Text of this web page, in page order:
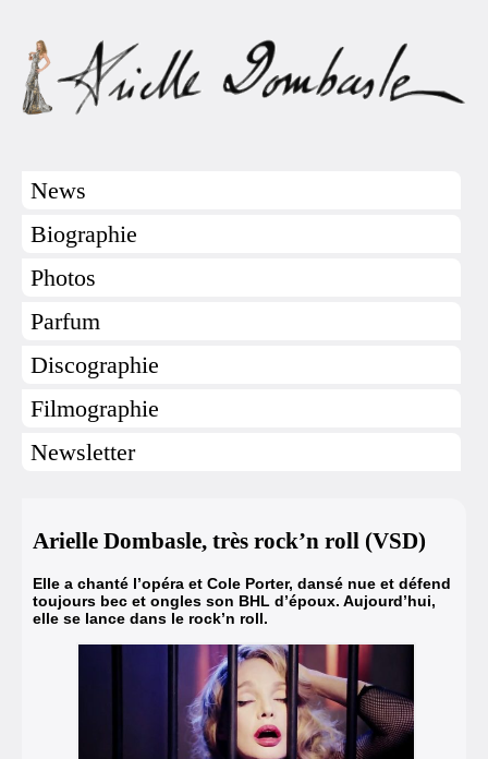
News
Biographie
Photos
Parfum
Discographie
Filmographie
Newsletter
Arielle Dombasle, très rock’n roll (VSD)
Elle a chanté l’opéra et Cole Porter, dansé nue et défend
toujours bec et ongles son BHL d’époux. Aujourd’hui,
elle se lance dans le rock’n roll.